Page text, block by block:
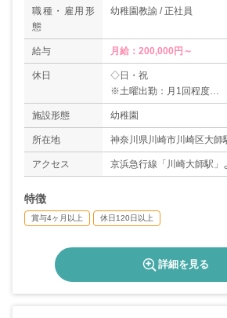
職種・雇用形
態
幼稚園教諭 / 正社員
給与 月給：200,000円～
休日
◇日・祝
※土曜出勤：月1回程度
◇産休・育休実績あり
◇有給休暇
＊年間休日130日
施設形態 幼稚園
所在地 神奈川県川崎市川崎区大師
アクセス 京浜急行線「川崎大師駅」
特徴
賞与4ヶ月以上 休日120日以上
詳細を見る